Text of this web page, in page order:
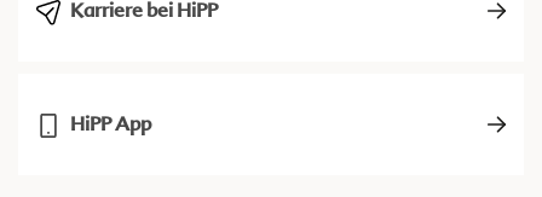
Karriere bei HiPP
HiPP App